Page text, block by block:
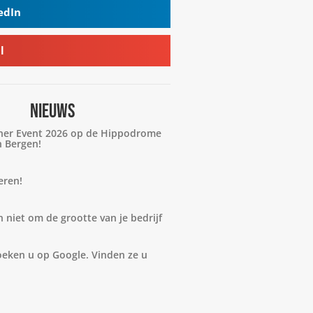
NIEUWS
Event 2026 op de Hippodrome
Bergen!
niet om de grootte van je bedrijf
u op Google. Vinden ze u